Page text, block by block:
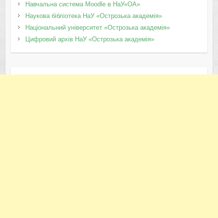
Навчальна система Moodle в НаУ«ОА»
Наукова бібліотека НаУ «Острозька академія»
Національний університет «Острозька академія»
Цифровий архів НаУ «Острозька академія»